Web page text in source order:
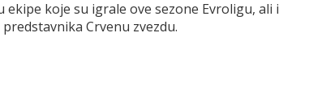
koje su igrale ove sezone Evroligu, ali i
Crvenu zvezdu.